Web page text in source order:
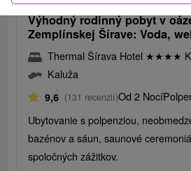
Výhodný rodinný pobyt v
Zemplínskej Šírave: Voda,
Thermal Šírava Hotel ★★★★
Kaluža
9,6 (131 recenzií)Od 2 Nocí
Ubytovanie s polpenziou,
bazénov a sáun, saunové
spoločných zážitkov.